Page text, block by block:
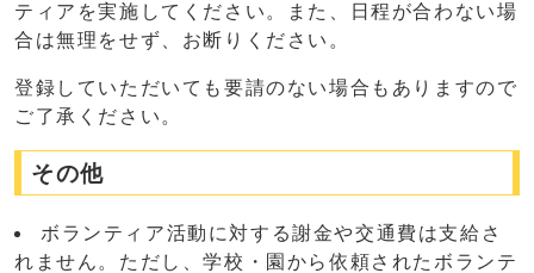
ティアを実施してください。また、日程が合わない場
合は無理をせず、お断りください。
登録していただいても要請のない場合もありますので
ご了承ください。
その他
ボランティア活動に対する謝金や交通費は支給さ
れません。ただし、学校・園から依頼されたボランテ